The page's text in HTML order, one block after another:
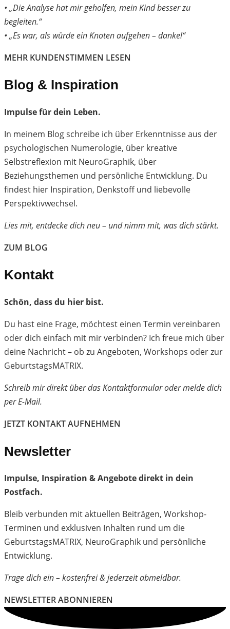
• „Die Analyse hat mir geholfen, mein Kind besser zu
begleiten.“
• „Es war, als würde ein Knoten aufgehen – danke!“
MEHR KUNDENSTIMMEN LESEN
Blog & Inspiration
Impulse für dein Leben.
In meinem Blog schreibe ich über Erkenntnisse aus der
psychologischen Numerologie, über kreative
Selbstreflexion mit NeuroGraphik, über
Beziehungsthemen und persönliche Entwicklung. Du
findest hier Inspiration, Denkstoff und liebevolle
Perspektivwechsel.
Lies mit, entdecke dich neu – und nimm mit, was dich stärkt.
ZUM BLOG
Kontakt
Schön, dass du hier bist.
Du hast eine Frage, möchtest einen Termin vereinbaren
oder dich einfach mit mir verbinden? Ich freue mich über
deine Nachricht – ob zu Angeboten, Workshops oder zur
GeburtstagsMATRIX.
Schreib mir direkt über das Kontaktformular oder melde dich
per E-Mail.
JETZT KONTAKT AUFNEHMEN
Newsletter
Impulse, Inspiration & Angebote direkt in dein
Postfach.
Bleib verbunden mit aktuellen Beiträgen, Workshop-
Terminen und exklusiven Inhalten rund um die
GeburtstagsMATRIX, NeuroGraphik und persönliche
Entwicklung.
Trage dich ein – kostenfrei & jederzeit abmeldbar.
NEWSLETTER ABONNIEREN